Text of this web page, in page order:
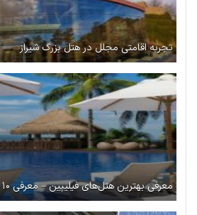
تجربه اقامتی مجلل در هتل بزرگ شیراز
معرفی بهترین هتل‌های فیلیپین – معرفی ۱۰ هتل